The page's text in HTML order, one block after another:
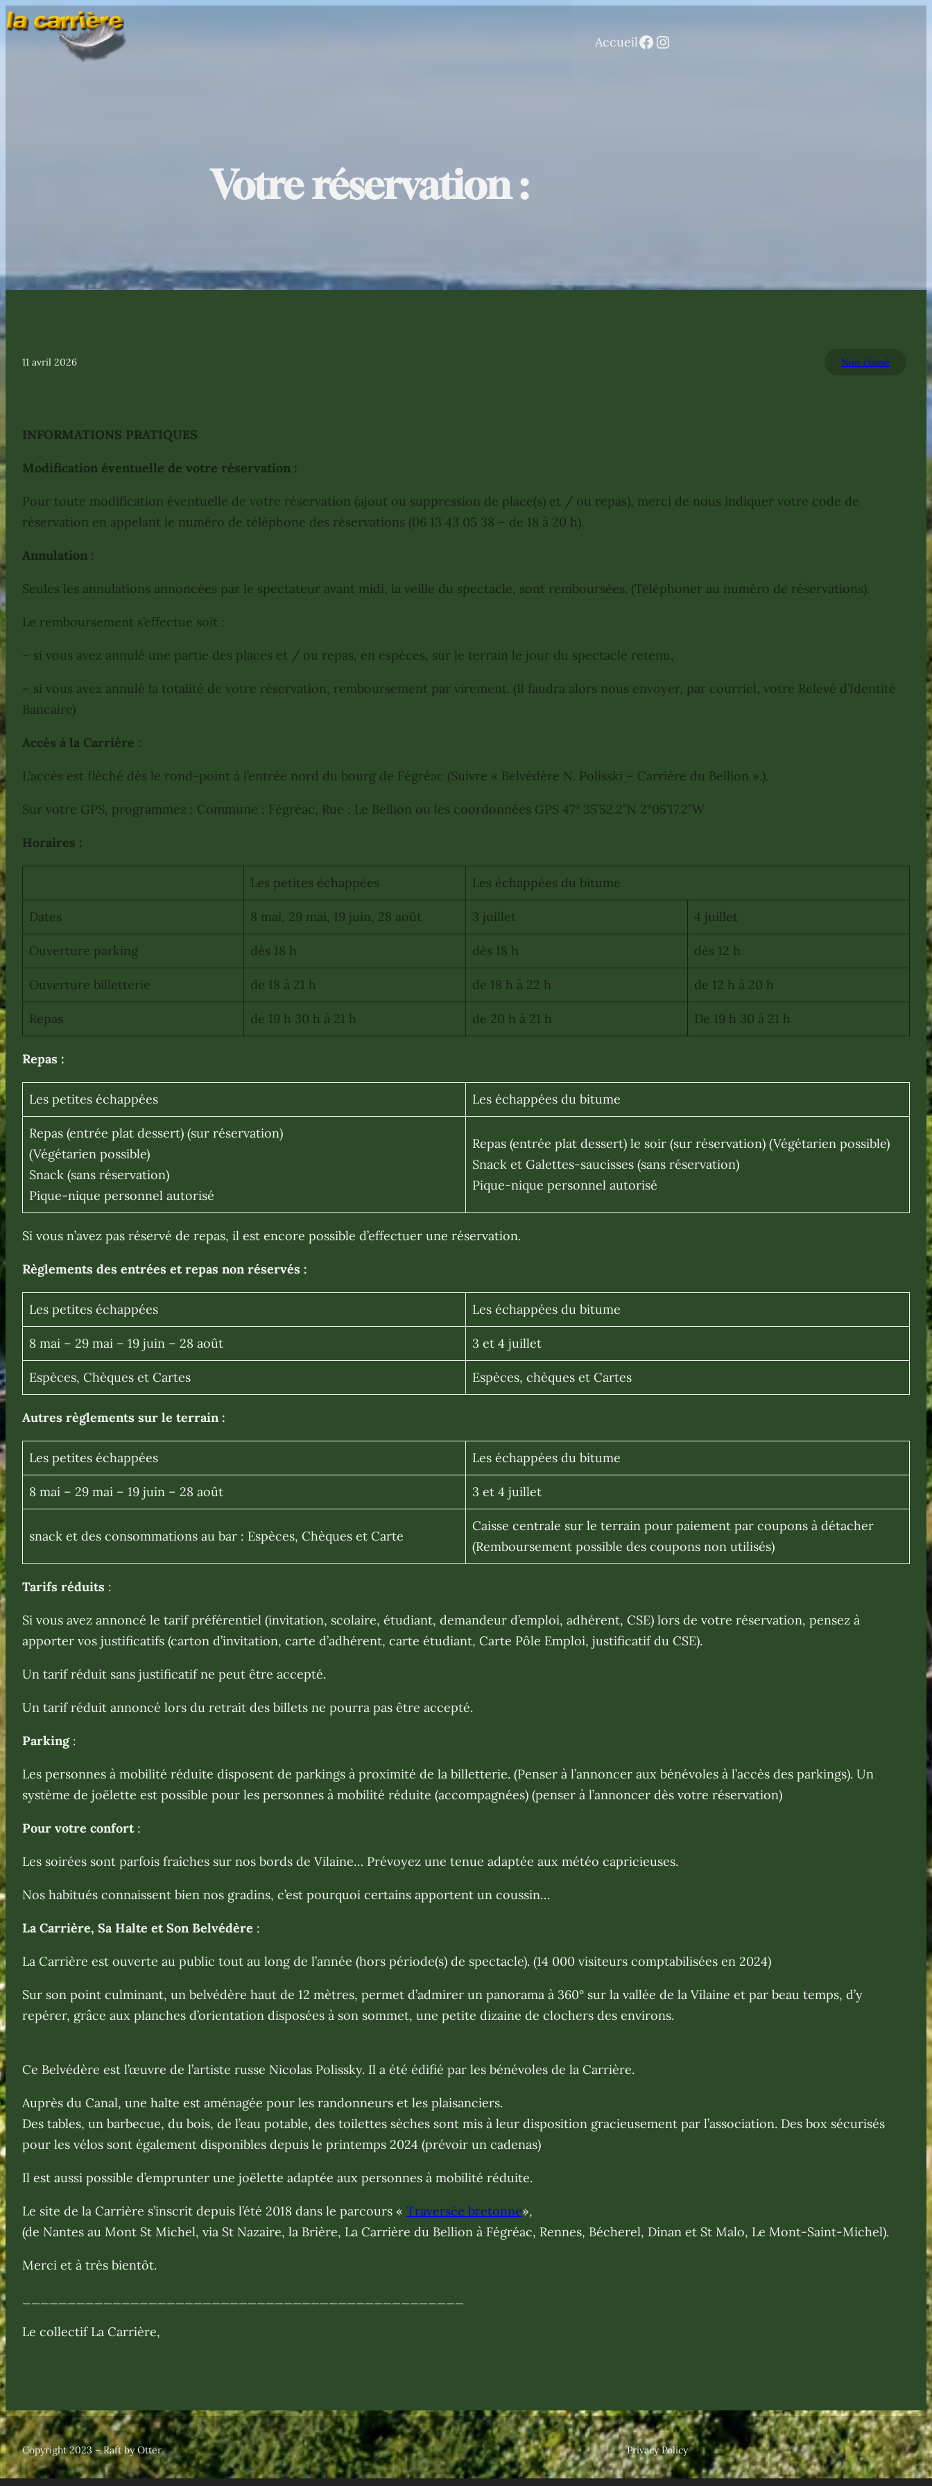
AccueilFacebook
Instagram
Votre réservation :
11 avril 2026 Non classé
INFORMATIONS PRATIQUES
Modification éventuelle de votre réservation :
Pour toute modification éventuelle de votre réservation (ajout ou suppression de place(s) et / ou repas), merci de nous indiquer votre code de
réservation en appelant le numéro de téléphone des réservations (06 13 43 05 38 – de 18 à 20 h).
Annulation :
Seules les annulations annoncées par le spectateur avant midi, la veille du spectacle, sont remboursées. (Téléphoner au numéro de réservations).
Le remboursement s’effectue soit :
– si vous avez annulé une partie des places et / ou repas, en espèces, sur le terrain le jour du spectacle retenu,
– si vous avez annulé la totalité de votre réservation, remboursement par virement. (Il faudra alors nous envoyer, par courriel, votre Relevé d’Identité
Bancaire)
Accès à la Carrière :
L’accès est fléché dès le rond-point à l’entrée nord du bourg de Fégréac (Suivre « Belvédère N. Polisski – Carrière du Bellion ».).
Sur votre GPS, programmez : Commune : Fégréac, Rue : Le Bellion ou les coordonnées GPS 47° 35’52.2’’N 2°05’17.2’’W
Horaires :
Les petites échappées Les échappées du bitume
Dates 8 mai, 29 mai, 19 juin, 28 août 3 juillet 4 juillet
Ouverture parking dès 18 h dès 18 h dès 12 h
Ouverture billetterie de 18 à 21 h de 18 h à 22 h de 12 h à 20 h
Repas de 19 h 30 h à 21 h de 20 h à 21 h De 19 h 30 à 21 h
Repas :
Les petites échappées Les échappées du bitume
Repas (entrée plat dessert) (sur réservation)
(Végétarien possible)
Snack (sans réservation)
Pique-nique personnel autorisé
Repas (entrée plat dessert) le soir (sur réservation) (Végétarien possible)
Snack et Galettes-saucisses (sans réservation)
Pique-nique personnel autorisé
Si vous n’avez pas réservé de repas, il est encore possible d’effectuer une réservation.
Règlements des entrées et repas non réservés :
Les petites échappées Les échappées du bitume
8 mai – 29 mai – 19 juin – 28 août 3 et 4 juillet
Espèces, Chèques et Cartes Espèces, chèques et Cartes
Autres règlements sur le terrain :
Les petites échappées Les échappées du bitume
8 mai – 29 mai – 19 juin – 28 août 3 et 4 juillet
snack et des consommations au bar : Espèces, Chèques et Carte
Caisse centrale sur le terrain pour paiement par coupons à détacher
(Remboursement possible des coupons non utilisés)
Tarifs réduits :
Si vous avez annoncé le tarif préférentiel (invitation, scolaire, étudiant, demandeur d’emploi, adhérent, CSE) lors de votre réservation, pensez à
apporter vos justificatifs (carton d’invitation, carte d’adhérent, carte étudiant, Carte Pôle Emploi, justificatif du CSE).
Un tarif réduit sans justificatif ne peut être accepté.
Un tarif réduit annoncé lors du retrait des billets ne pourra pas être accepté.
Parking:
Les personnes à mobilité réduite disposent de parkings à proximité de la billetterie. (Penser à l’annoncer aux bénévoles à l’accès des parkings). Un
système de joëlette est possible pour les personnes à mobilité réduite (accompagnées) (penser à l’annoncer dès votre réservation)
Pour votre confort:
Les soirées sont parfois fraîches sur nos bords de Vilaine… Prévoyez une tenue adaptée aux météo capricieuses.
Nos habitués connaissent bien nos gradins, c’est pourquoi certains apportent un coussin…
La Carrière, Sa Halte et Son Belvédère :
La Carrière est ouverte au public tout au long de l’année (hors période(s) de spectacle). (14 000 visiteurs comptabilisées en 2024)
Sur son point culminant, un belvédère haut de 12 mètres, permet d’admirer un panorama à 360° sur la vallée de la Vilaine et par beau temps, d’y
repérer, grâce aux planches d’orientation disposées à son sommet, une petite dizaine de clochers des environs.
Ce Belvédère est l’œuvre de l’artiste russe Nicolas Polissky. Il a été édifié par les bénévoles de la Carrière.
Auprès du Canal, une halte est aménagée pour les randonneurs et les plaisanciers.
Des tables, un barbecue, du bois, de l’eau potable, des toilettes sèches sont mis à leur disposition gracieusement par l’association. Des box sécurisés
pour les vélos sont également disponibles depuis le printemps 2024 (prévoir un cadenas)
Il est aussi possible d’emprunter une joëlette adaptée aux personnes à mobilité réduite.
Le site de la Carrière s’inscrit depuis l’été 2018 dans le parcours « Traversée bretonne»,
(de Nantes au Mont St Michel, via St Nazaire, la Brière, La Carrière du Bellion à Fégréac, Rennes, Bécherel, Dinan et St Malo, Le Mont-Saint-Michel).
Merci et à très bientôt.
Le collectif La Carrière,
Copyright 2023 – Raft by Otter Privacy Policy